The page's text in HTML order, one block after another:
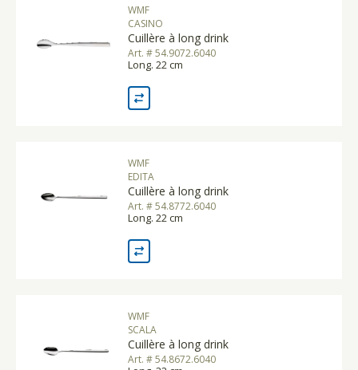
WMF
CASINO
Cuillère à long drink
Art. # 54.9072.6040
Long. 22 cm
WMF
EDITA
Cuillère à long drink
Art. # 54.8772.6040
Long. 22 cm
WMF
SCALA
Cuillère à long drink
Art. # 54.8672.6040